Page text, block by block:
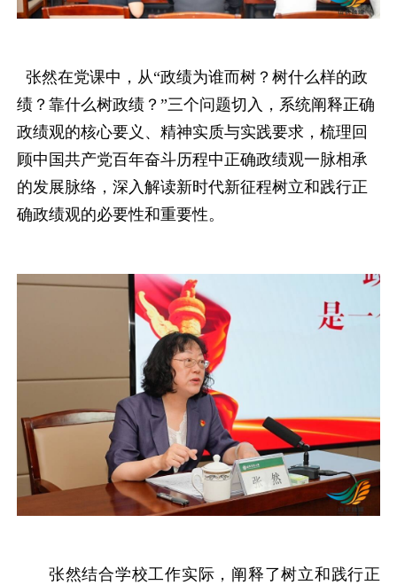
张然在党课中，从“政绩为谁而树？树什么样的政
绩？靠什么树政绩？”三个问题切入，系统阐释正确
政绩观的核心要义、精神实质与实践要求，梳理回
顾中国共产党百年奋斗历程中正确政绩观一脉相承
的发展脉络，深入解读新时代新征程树立和践行正
确政绩观的必要性和重要性。
张然结合学校工作实际，阐释了树立和践行正